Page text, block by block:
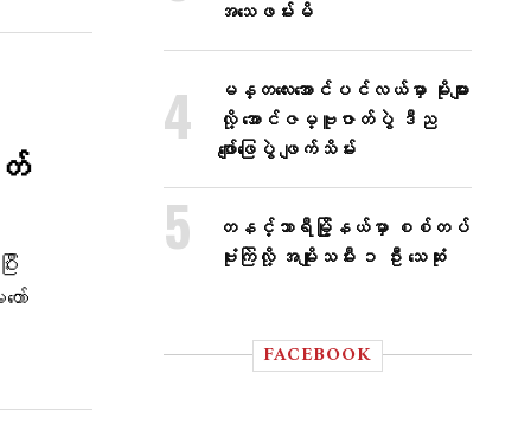
ာ်
အသေဖမ်းမိ
မန္တလေးအောင်ပင်လယ်မှာ မိုးများ
လို့ အောင်ဇမ္ဗူဇာတ်ပွဲ ဒီည
ဖျော်ဖြေပွဲ ဖျက်သိမ်း
တနင်္သာရီမြို့နယ်မှာ စစ်တပ်
ဗုံးကြဲလို့ အမျိုးသမီး ၁ ဦး သေဆုံး
FACEBOOK